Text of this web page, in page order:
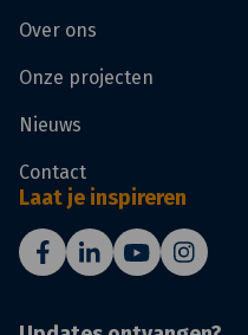
Over ons
Onze projecten
Nieuws
Contact
Laat je inspireren